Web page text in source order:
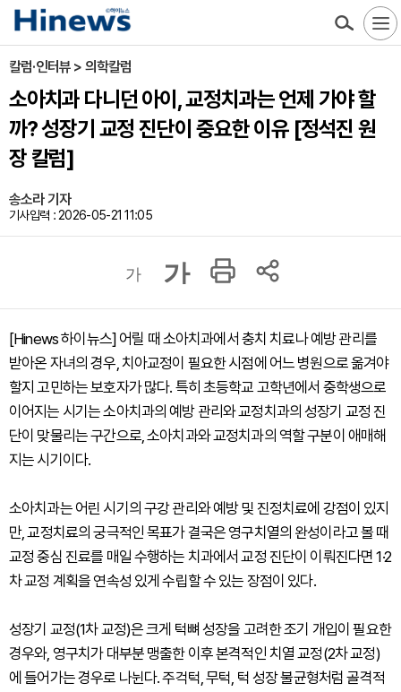
칼럼·인터뷰 > 의학칼럼
소아치과 다니던 아이, 교정치과는 언제 가야 할
까? 성장기 교정 진단이 중요한 이유 [정석진 원
장 칼럼]
송소라 기자
기사입력 : 2026-05-21 11:05
가 가
[Hinews 하이뉴스] 어릴 때 소아치과에서 충치 치료나 예방 관리를
받아온 자녀의 경우, 치아교정이 필요한 시점에 어느 병원으로 옮겨야
할지 고민하는 보호자가 많다. 특히 초등학교 고학년에서 중학생으로
이어지는 시기는 소아치과의 예방 관리와 교정치과의 성장기 교정 진
단이 맞물리는 구간으로, 소아치과와 교정치과의 역할 구분이 애매해
지는 시기이다.
소아치과는 어린 시기의 구강 관리와 예방 및 진정치료에 강점이 있지
만, 교정치료의 궁극적인 목표가 결국은 영구치열의 완성이라고 볼 때
교정 중심 진료를 매일 수행하는 치과에서 교정 진단이 이뤄진다면 1·2
차 교정 계획을 연속성 있게 수립할 수 있는 장점이 있다.
성장기 교정(1차 교정)은 크게 턱뼈 성장을 고려한 조기 개입이 필요한
경우와, 영구치가 대부분 맹출한 이후 본격적인 치열 교정(2차 교정)
에 들어가는 경우로 나뉜다. 주걱턱, 무턱, 턱 성장 불균형처럼 골격적